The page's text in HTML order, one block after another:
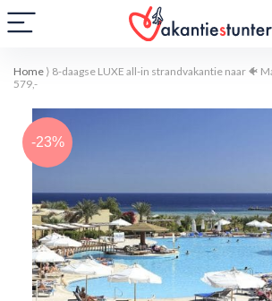
Home ⟩ 8-daagse LUXE all-in strandvakantie naar 🐠
579,-
-23%